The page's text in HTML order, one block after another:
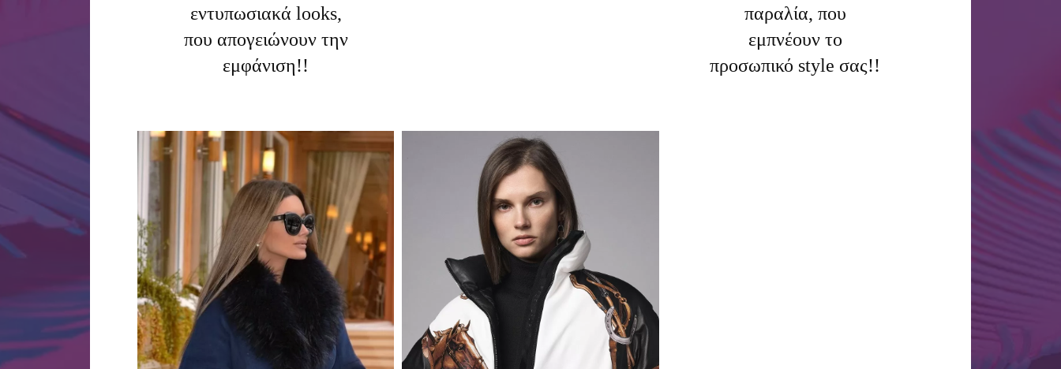
εντυπωσιακά looks,
που απογειώνουν την
εμφάνιση!!
παραλία, που
εμπνέουν το
προσωπικό style σας!!